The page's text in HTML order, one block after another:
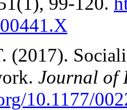
(2017).
Journal of
10.1177/